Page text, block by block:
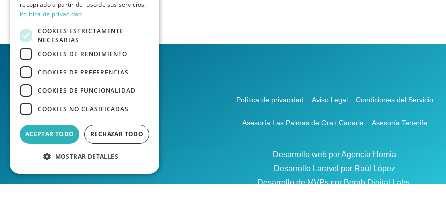
Política de privacidad Aviso Legal Condiciones del Servicio
Asesoría Las Palmas de Gran Canaria Asesoría Tenerife
Desarrollo web por Agencia Homia
Desarrollo Laravel por Raúl López
Desarrollo de MVPs por Borah Digital Labs.
recopilado a partir del uso de sus servicios.
Política de privacidad
COOKIES ESTRICTAMENTE
NECESARIAS
COOKIES DE RENDIMIENTO
COOKIES DE PREFERENCIAS
COOKIES DE FUNCIONALIDAD
COOKIES NO CLASIFICADAS
ACEPTAR TODO RECHAZAR TODO
MOSTRAR DETALLES